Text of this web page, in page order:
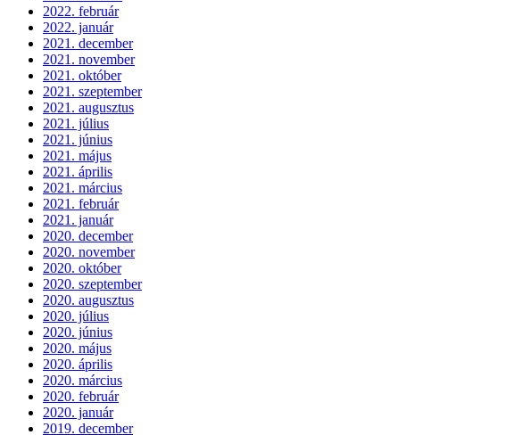
2022. február
2022. január
2021. december
2021. november
2021. október
2021. szeptember
2021. augusztus
2021. július
2021. június
2021. május
2021. április
2021. március
2021. február
2021. január
2020. december
2020. november
2020. október
2020. szeptember
2020. augusztus
2020. július
2020. június
2020. május
2020. április
2020. március
2020. február
2020. január
2019. december